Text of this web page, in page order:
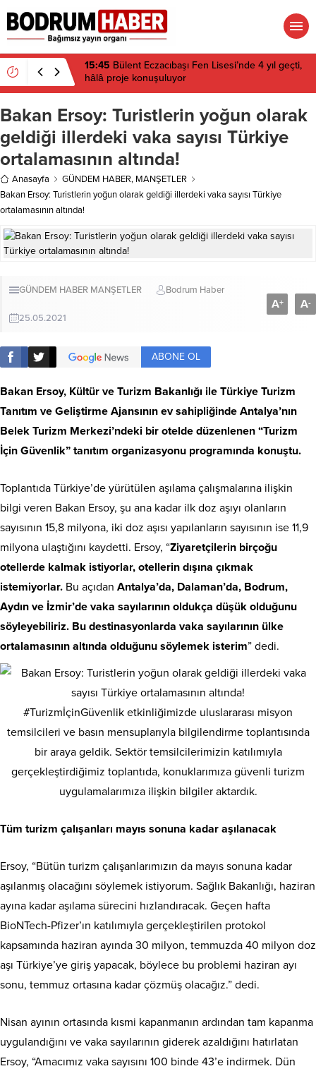
15:45 Bülent Eczacıbaşı Fen Lisesi’nde 4 yıl geçti,
hâlâ proje konuşuluyor
Bakan Ersoy: Turistlerin yoğun olarak
geldiği illerdeki vaka sayısı Türkiye
ortalamasının altında!
Anasayfa GÜNDEM HABER, MANŞETLER
Bakan Ersoy: Turistlerin yoğun olarak geldiği illerdeki vaka sayısı Türkiye
ortalamasının altında!
GÜNDEM HABER MANŞETLER Bodrum Haber
25.05.2021
A+ A-
ABONE OL
Bakan Ersoy, Kültür ve Turizm Bakanlığı ile Türkiye Turizm
Tanıtım ve Geliştirme Ajansının ev sahipliğinde Antalya’nın
Belek Turizm Merkezi’ndeki bir otelde düzenlenen “Turizm
İçin Güvenlik” tanıtım organizasyonu programında konuştu.
Toplantıda Türkiye’de yürütülen aşılama çalışmalarına ilişkin
bilgi veren Bakan Ersoy, şu ana kadar ilk doz aşıyı olanların
sayısının 15,8 milyona, iki doz aşısı yapılanların sayısının ise 11,9
milyona ulaştığını kaydetti. Ersoy, “Ziyaretçilerin birçoğu
otellerde kalmak istiyorlar, otellerin dışına çıkmak
istemiyorlar. Bu açıdan Antalya’da, Dalaman’da, Bodrum,
Aydın ve İzmir’de vaka sayılarının oldukça düşük olduğunu
söyleyebiliriz. Bu destinasyonlarda vaka sayılarının ülke
ortalamasının altında olduğunu söylemek isterim” dedi.
#TurizmİçinGüvenlik etkinliğimizde uluslararası misyon
temsilcileri ve basın mensuplarıyla bilgilendirme toplantısında
bir araya geldik. Sektör temsilcilerimizin katılımıyla
gerçekleştirdiğimiz toplantıda, konuklarımıza güvenli turizm
uygulamalarımıza ilişkin bilgiler aktardık.
Tüm turizm çalışanları mayıs sonuna kadar aşılanacak
Ersoy, “Bütün turizm çalışanlarımızın da mayıs sonuna kadar
aşılanmış olacağını söylemek istiyorum. Sağlık Bakanlığı, haziran
ayına kadar aşılama sürecini hızlandıracak. Geçen hafta
BioNTech-Pfizer’ın katılımıyla gerçekleştirilen protokol
kapsamında haziran ayında 30 milyon, temmuzda 40 milyon doz
aşı Türkiye’ye giriş yapacak, böylece bu problemi haziran ayı
sonu, temmuz ortasına kadar çözmüş olacağız.” dedi.
Nisan ayının ortasında kısmi kapanmanın ardından tam kapanma
uygulandığını ve vaka sayılarının giderek azaldığını hatırlatan
Ersoy, “Amacımız vaka sayısını 100 binde 43’e indirmek. Dün